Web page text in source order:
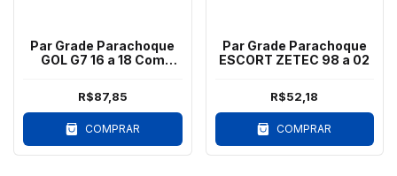
Par Grade Parachoque
GOL G7 16 a 18 Com
R$87,85
COMPRAR
Par Grade Parachoque
ESCORT ZETEC 98 a 02
R$52,18
COMPRAR